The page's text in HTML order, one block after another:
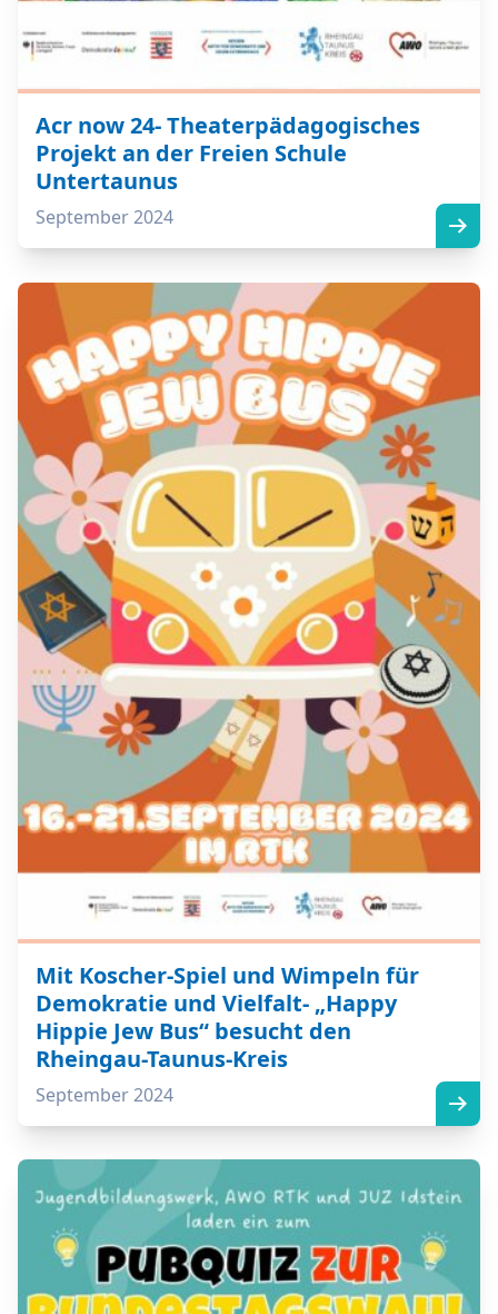
Acr now 24- Theaterpädagogisches
Projekt an der Freien Schule
Untertaunus
September 2024
Mit Koscher-Spiel und Wimpeln für
Demokratie und Vielfalt- „Happy
Hippie Jew Bus“ besucht den
Rheingau-Taunus-Kreis
September 2024